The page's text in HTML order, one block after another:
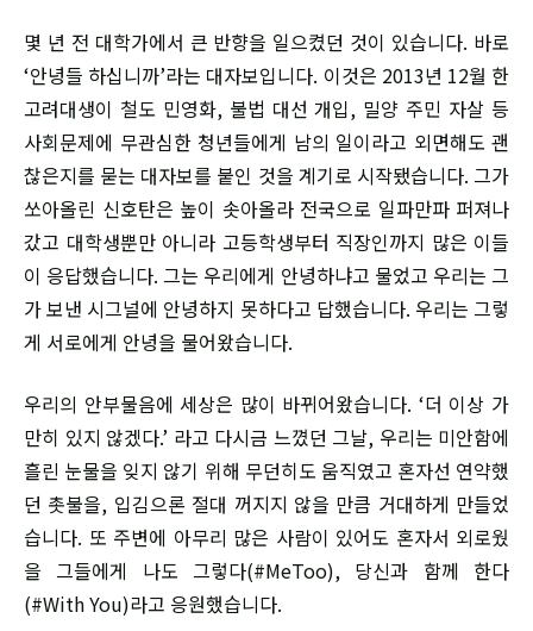
몇 년 전 대학가에서 큰 반향을 일으켰던 것이 있습니다. 바로
‘안녕들 하십니까’라는 대자보입니다. 이것은 2013년 12월 한
고려대생이 철도 민영화, 불법 대선 개입, 밀양 주민 자살 등
사회문제에 무관심한 청년들에게 남의 일이라고 외면해도 괜
찮은지를 묻는 대자보를 붙인 것을 계기로 시작됐습니다. 그가
쏘아올린 신호탄은 높이 솟아올라 전국으로 일파만파 퍼져나
갔고 대학생뿐만 아니라 고등학생부터 직장인까지 많은 이들
이 응답했습니다. 그는 우리에게 안녕하냐고 물었고 우리는 그
가 보낸 시그널에 안녕하지 못하다고 답했습니다. 우리는 그렇
게 서로에게 안녕을 물어왔습니다.
우리의 안부물음에 세상은 많이 바뀌어왔습니다. ‘더 이상 가
만히 있지 않겠다.’ 라고 다시금 느꼈던 그날, 우리는 미안함에
흘린 눈물을 잊지 않기 위해 무던히도 움직였고 혼자선 연약했
던 촛불을, 입김으론 절대 꺼지지 않을 만큼 거대하게 만들었
습니다. 또 주변에 아무리 많은 사람이 있어도 혼자서 외로웠
을 그들에게 나도 그렇다(#MeToo), 당신과 함께 한다
(#With You)라고 응원했습니다.